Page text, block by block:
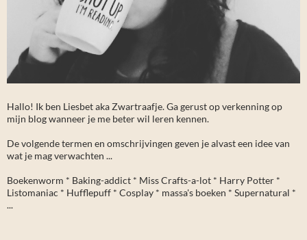
Hallo! Ik ben Liesbet aka Zwartraafje. Ga gerust op verkenning op
mijn blog wanneer je me beter wil leren kennen.
De volgende termen en omschrijvingen geven je alvast een idee van
wat je mag verwachten ...
Boekenworm * Baking-addict * Miss Crafts-a-lot * Harry Potter *
Listomaniac * Hufflepuff * Cosplay * massa's boeken * Supernatural *
...